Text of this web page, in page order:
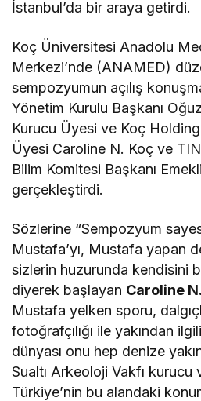
İstanbul’da bir araya getirdi.
Koç Üniversitesi Anadolu
Merkezi’nde (ANAMED)
sempozyumun açılış
Yönetim Kurulu Başkanı
Kurucu Üyesi ve Koç
Üyesi Caroline N. Koç ve
Bilim Komitesi Başkanı
gerçekleştirdi.
Sözlerine “Sempozyum
Mustafa’yı, Mustafa yapan
sizlerin huzurunda kendisini
diyerek başlayan Caroline
Mustafa yelken sporu,
fotoğrafçılığı ile yakından
dünyası onu hep denize
Sualtı Arkeoloji Vakfı kurucu
Türkiye’nin bu alandaki